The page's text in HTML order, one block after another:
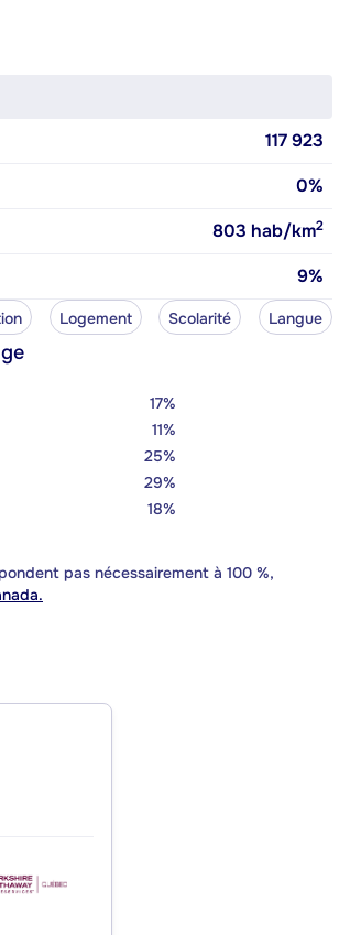
117 923
0%
803 hab/km2
9%
Logement Scolarité Langue
17%
11%
25%
29%
18%
pas nécessairement à 100 %,